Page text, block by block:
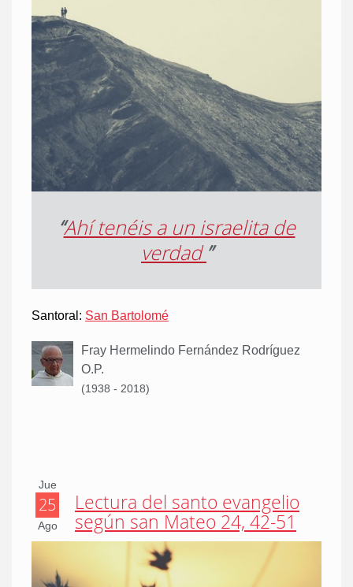
“Ahí tenéis a un israelita de
verdad”
Santoral: San Bartolomé
Fray Hermelindo Fernández Rodríguez
O.P.
(1938 - 2018)
Jue
25
Ago
Lectura del santo evangelio
según san Mateo 24, 42-51